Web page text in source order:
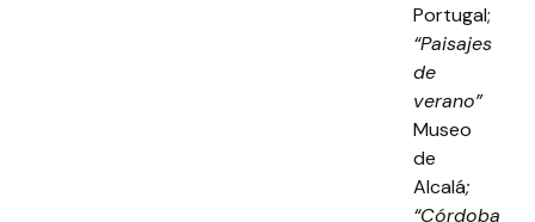
Portugal;
“Paisajes
de
verano”
Museo
de
Alcalá;
“Córdoba